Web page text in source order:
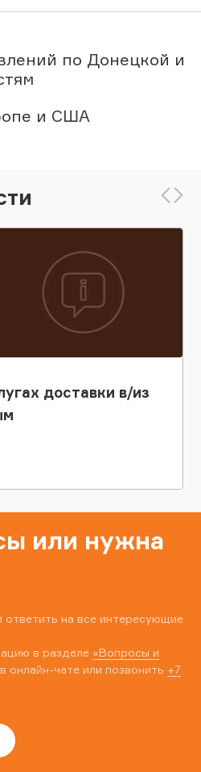
по Донецкой и
и США
доставки в/из
или нужна
на все интересующие
в разделе «Вопросы и
онлайн-чате или позвонить +7